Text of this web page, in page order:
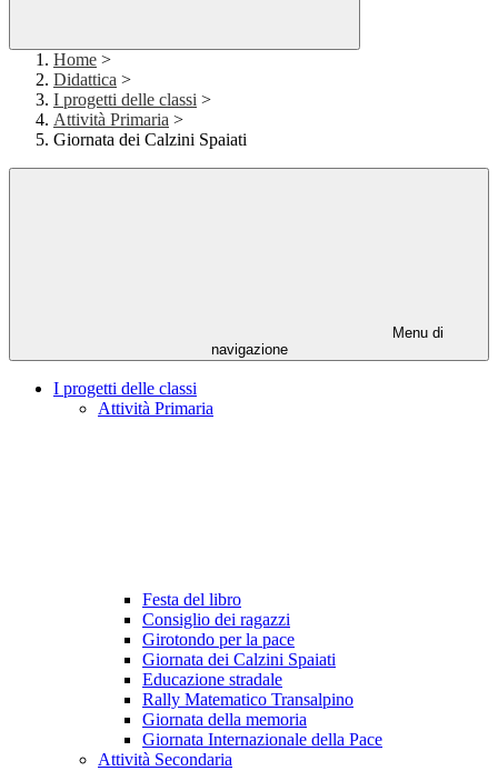
Home >
Didattica >
I progetti delle classi >
Attività Primaria >
Giornata dei Calzini Spaiati
Menu di
navigazione
I progetti delle classi
Attività Primaria
Festa del libro
Consiglio dei ragazzi
Girotondo per la pace
Giornata dei Calzini Spaiati
Educazione stradale
Rally Matematico Transalpino
Giornata della memoria
Giornata Internazionale della Pace
Attività Secondaria